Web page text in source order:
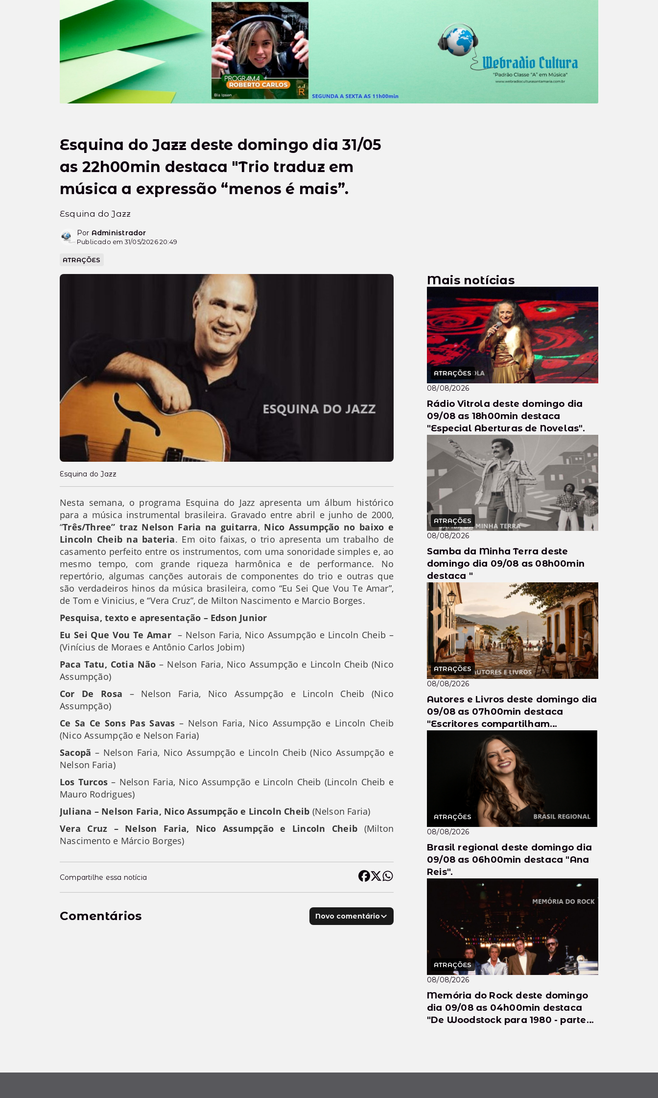
Esquina do Jazz deste domingo dia 31/05
as 22h00min destaca "Trio traduz em
música a expressão “menos é mais”.
Esquina do Jazz
Por Administrador
Publicado em 31/05/2026 20:49
ATRAÇÕES
Esquina do Jazz
Nesta semana, o programa Esquina do Jazz apresenta um álbum histórico
para a música instrumental brasileira. Gravado entre abril e junho de 2000,
“Três/Three” traz Nelson Faria na guitarra, Nico Assumpção no baixo e
Lincoln Cheib na bateria. Em oito faixas, o trio apresenta um trabalho de
casamento perfeito entre os instrumentos, com uma sonoridade simples e, ao
mesmo tempo, com grande riqueza harmônica e de performance. No
repertório, algumas canções autorais de componentes do trio e outras que
são verdadeiros hinos da música brasileira, como “Eu Sei Que Vou Te Amar”,
de Tom e Vinicius, e “Vera Cruz”, de Milton Nascimento e Marcio Borges.
Pesquisa, texto e apresentação – Edson Junior
Eu Sei Que Vou Te Amar– Nelson Faria, Nico Assumpção e Lincoln Cheib –
(Vinícius de Moraes e Antônio Carlos Jobim)
Paca Tatu, Cotia Não – Nelson Faria, Nico Assumpção e Lincoln Cheib (Nico
Assumpção)
Cor De Rosa – Nelson Faria, Nico Assumpção e Lincoln Cheib (Nico
Assumpção)
Ce Sa Ce Sons Pas Savas – Nelson Faria, Nico Assumpção e Lincoln Cheib
(Nico Assumpção e Nelson Faria)
Sacopã – Nelson Faria, Nico Assumpção e Lincoln Cheib (Nico Assumpção e
Nelson Faria)
Los Turcos – Nelson Faria, Nico Assumpção e Lincoln Cheib (Lincoln Cheib e
Mauro Rodrigues)
Juliana – Nelson Faria, Nico Assumpção e Lincoln Cheib (Nelson Faria)
Vera Cruz – Nelson Faria, Nico Assumpção e Lincoln Cheib (Milton
Nascimento e Márcio Borges)
Compartilhe essa notícia
Comentários Novo comentário
Mais notícias
ATRAÇÕES
08/08/2026
Rádio Vitrola deste domingo dia
09/08 as 18h00min destaca
"Especial Aberturas de Novelas".
ATRAÇÕES
08/08/2026
Samba da Minha Terra deste
domingo dia 09/08 as 08h00min
destaca "
ATRAÇÕES
08/08/2026
Autores e Livros deste domingo dia
09/08 as 07h00min destaca
"Escritores compartilham
experiências e analisam os desa...
ATRAÇÕES
08/08/2026
Brasil regional deste domingo dia
09/08 as 06h00min destaca "Ana
Reis".
ATRAÇÕES
08/08/2026
Memória do Rock deste domingo
dia 09/08 as 04h00min destaca
"De Woodstock para 1980 - parte